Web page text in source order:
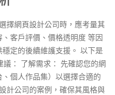
擇網頁設計公司時，應考量其
客戶評價、價格透明度 等因
定的後續維護支援。 以下是
： 了解需求： 先確認您的網
個人作品集）以選擇合適的
計公司的案例，確保其風格與